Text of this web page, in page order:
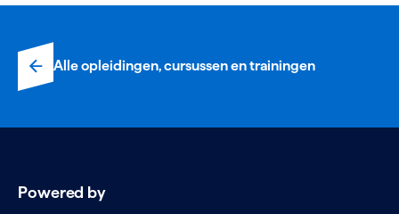
Alle opleidingen, cursussen en trainingen
Powered by